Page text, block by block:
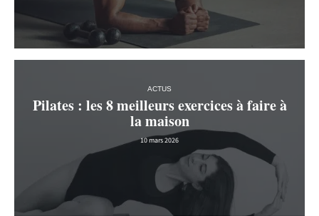
ACTUS
Pilates : les 8 meilleurs exercices à faire à
la maison
10 mars 2026